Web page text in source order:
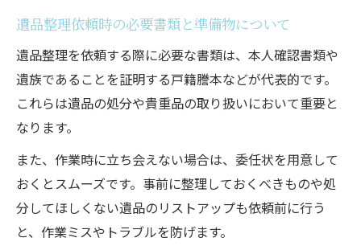
遺品整理依頼時の必要書類と準備物について
遺品整理を依頼する際に必要な書類は、本人確認書類や
遺族であることを証明する戸籍謄本などが代表的です。
これらは遺品の処分や貴重品の取り扱いにおいて重要と
なります。
また、作業時に立ち会えない場合は、委任状を用意して
おくとスムーズです。事前に整理しておくべきものや処
分してほしくない遺品のリストアップも依頼前に行う
と、作業ミスやトラブルを防げます。